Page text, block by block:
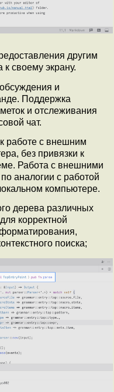
другим
к своему экрану.
и
Поддержка
и отслеживания
чат.
работе с внешним
без привязки к
Работа с внешними
аналогии с работой
компьютере.
дерева различных
корректной
поиска;